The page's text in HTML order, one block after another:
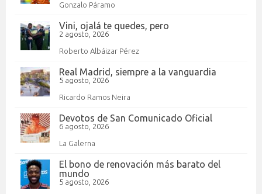
Gonzalo Páramo
Vini, ojalá te quedes, pero
2 agosto, 2026
Roberto Albáizar Pérez
Real Madrid, siempre a la vanguardia
5 agosto, 2026
Ricardo Ramos Neira
Devotos de San Comunicado Oficial
6 agosto, 2026
La Galerna
El bono de renovación más barato del
mundo
5 agosto, 2026